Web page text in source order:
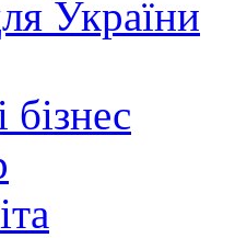
України
бізнес